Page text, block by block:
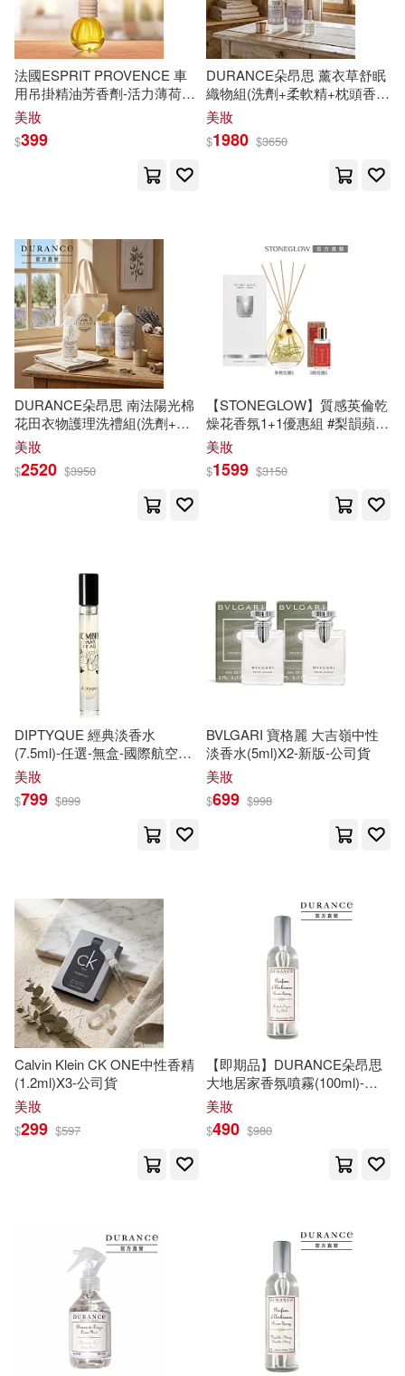
沐水游(14)
解禁お宝プレミアム(14)
鈴華(14)
香月とだ衛門(14)
lovepop.net(13)
ogawa maruni(13)
うえお久光(13)
曹外香(13)
林淑貞(13)
篠崎 一夜(13)
藤いちのせ(13)
플로나（Flona）(13)
Ttung gae(12)
つるいとと(12)
(12)
勝木光(12)
大橋由香(12)
梅本静香(12) 江江明(12)
磯谷友紀(12)
莫風流(12)
赤石路代(12)
陳茻(12)
首都師範大學出版社(33)
香港大學出版社(33)
初文出版社有限公司(32)
中國鐵道出版社(31)
光明日報出版社(31) 朱雀(31)
浙江大學出版社(31)
知識產權出版社(31)
長江文藝出版社(31)
中國華僑出版社(30)
愛華音樂(30) 橡樹林(30)
行路(30)
中國少年兒童出版社(29)
中國旅游出版社(29)
新世界出版社(29)
江蘇文藝出版社(29) 野人(29)
風潮音樂(29) S-DIGITAL(28)
中國計量出版社(28)
九州出版社(28) 和平國際(28)
楓書坊(27)
百花洲文藝出版社(27)
華夏出版社(27)
法國ESPRIT PROVENCE 車
用吊掛精油芳香劑-活力薄荷檸
檬10ml
美妝
$399
DURANCE朵昂思 薰衣草舒眠
織物組(洗劑+柔軟精+枕頭香
水)
美妝
$1980 $3650
DURANCE朵昂思 南法陽光棉
花田衣物護理洗禮組(洗劑+柔
軟精+衣物芳香噴霧)
美妝
$2520 $3950
【STONEGLOW】質感英倫乾
燥花香氛1+1優惠組 #梨韻蘋果
+綠意麝香
美妝
$1599 $3150
DIPTYQUE 經典淡香水
(7.5ml)-任選-無盒-國際航空版
影中之水
美妝
$799 $899
BVLGARI 寶格麗 大吉嶺中性
淡香水(5ml)X2-新版-公司貨
美妝
$699 $998
Calvin Klein CK ONE中性香精
(1.2ml)X3-公司貨
美妝
$299 $597
【即期品】DURANCE朵昂思
大地居家香氛噴霧(100ml)-多
款可選 無花果樹-期效202612
美妝
$490 $980